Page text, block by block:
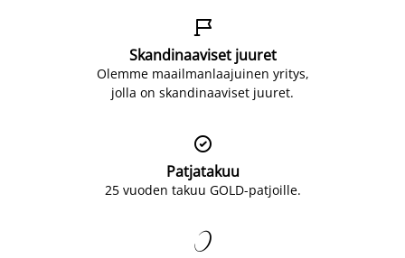

Skandinaaviset juuret
Olemme maailmanlaajuinen yritys,
jolla on skandinaaviset juuret.

Patjatakuu
25 vuoden takuu GOLD-patjoille.
